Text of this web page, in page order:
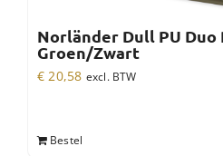
Norländer Dull PU Duo
Groen/Zwart
€ 20,58 excl. BTW
Bestel